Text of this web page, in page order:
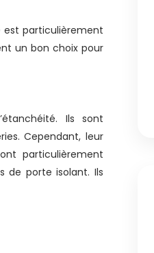
est particulièrement
un bon choix pour
Ils sont
Cependant, leur
particulièrement
de porte isolant. Ils